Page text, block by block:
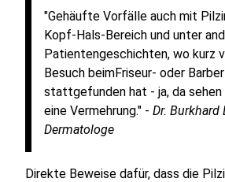
"Gehäufte Vorfälle auch mit
Kopf-Hals-Bereich und unter
Patientengeschichten, wo kurz
Besuch beimFriseur- oder
stattgefunden hat - ja, da
eine Vermehrung." - Dr. Burkhard
Dermatologe
Direkte Beweise dafür, dass die